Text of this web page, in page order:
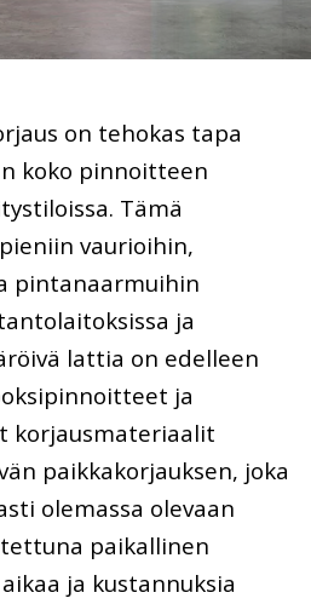
on tehokas tapa
koko pinnoitteen
Tämä
vaurioihin,
pintanaarmuihin
ja
lattia on edelleen
ja
korjausmateriaalit
paikkakorjauksen, joka
olemassa olevaan
paikallinen
ja kustannuksia